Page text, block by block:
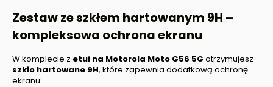
Zestaw ze szkłem hartowanym 9H –
kompleksowa ochrona ekranu
W komplecie z etui na Motorola Moto G56 5G otrzymujesz
szkło hartowane 9H, które zapewnia dodatkową ochronę
ekranu: